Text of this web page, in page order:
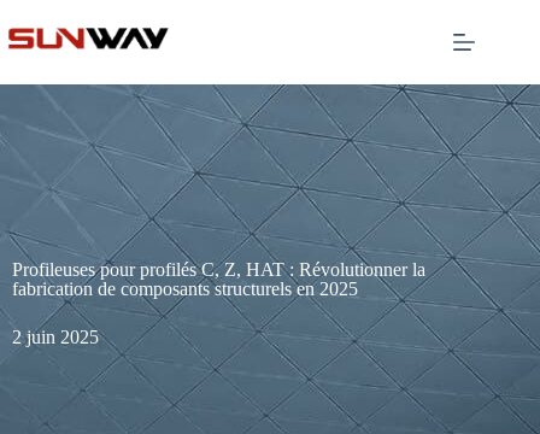
Profileuses pour profilés C, Z, HAT : Révolutionner la
fabrication de composants structurels en 2025
2 juin 2025